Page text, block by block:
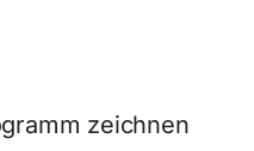
zeichnen